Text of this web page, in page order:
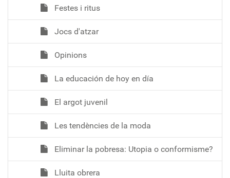
Festes i ritus
Jocs d'atzar
Opinions
La educación de hoy en día
El argot juvenil
Les tendències de la moda
Eliminar la pobresa: Utopia o conformisme?
Lluita obrera